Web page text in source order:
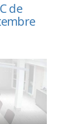
de